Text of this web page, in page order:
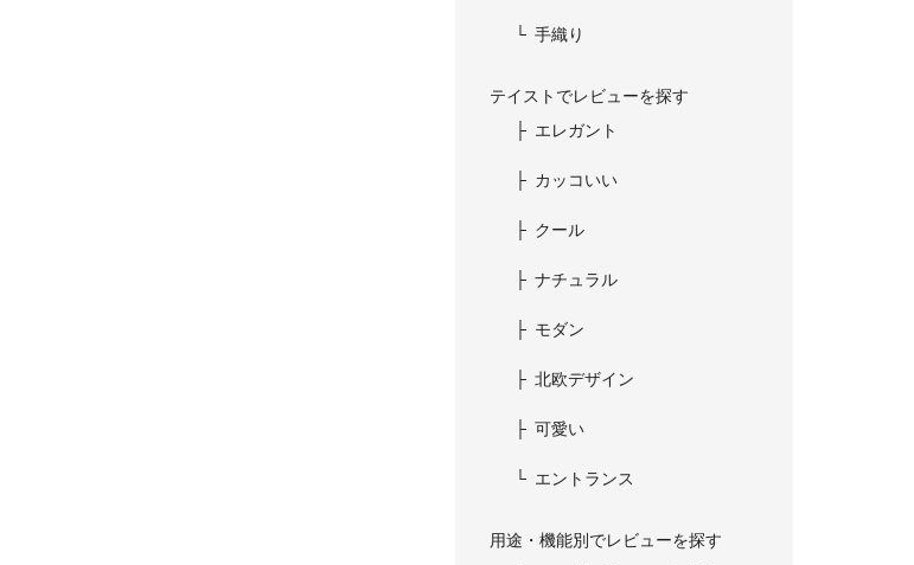
手織り
テイストでレビューを探す
エレガント
カッコいい
クール
ナチュラル
モダン
北欧デザイン
可愛い
エントランス
用途・機能別でレビューを探す